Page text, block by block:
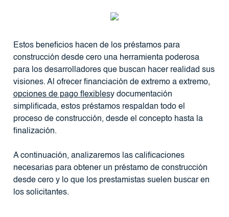
Estos beneficios hacen de los préstamos para
construcción desde cero una herramienta poderosa
para los desarrolladores que buscan hacer realidad sus
visiones. Al ofrecer financiación de extremo a extremo,
opciones de pago flexiblesy documentación
simplificada, estos préstamos respaldan todo el
proceso de construcción, desde el concepto hasta la
finalización.
A continuación, analizaremos las calificaciones
necesarias para obtener un préstamo de construcción
desde cero y lo que los prestamistas suelen buscar en
los solicitantes.